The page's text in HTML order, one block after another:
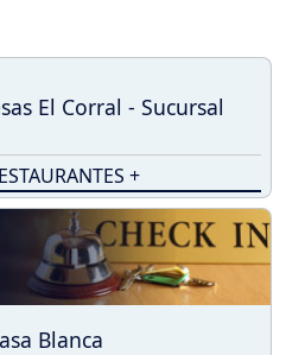
El Corral - Sucursal
+
Blanca